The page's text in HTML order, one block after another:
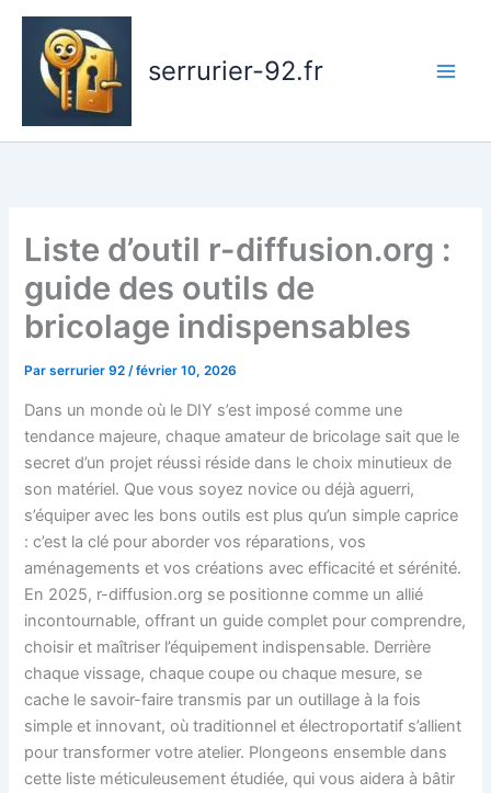
Aller
contenu
serrurier-92.fr
Liste d’outil r-diffusion.org :
guide des outils de
bricolage indispensables
Parserrurier 92/février 10, 2026
Dans un monde où le DIY s’est imposé comme une
tendance majeure, chaque amateur de bricolage sait que le
secret d’un projet réussi réside dans le choix minutieux de
son matériel. Que vous soyez novice ou déjà aguerri,
s’équiper avec les bons outils est plus qu’un simple caprice
: c’est la clé pour aborder vos réparations, vos
aménagements et vos créations avec efficacité et sérénité.
En 2025, r-diffusion.org se positionne comme un allié
incontournable, offrant un guide complet pour comprendre,
choisir et maîtriser l’équipement indispensable. Derrière
chaque vissage, chaque coupe ou chaque mesure, se
cache le savoir-faire transmis par un outillage à la fois
simple et innovant, où traditionnel et électroportatif s’allient
pour transformer votre atelier. Plongeons ensemble dans
cette liste méticuleusement étudiée, qui vous aidera à bâtir